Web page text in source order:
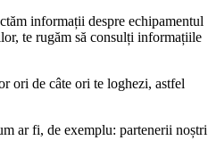
informații despre echipamentul
te rugăm să consulți informațiile
ori de câte ori te loghezi, astfel
ar fi, de exemplu: partenerii noștri